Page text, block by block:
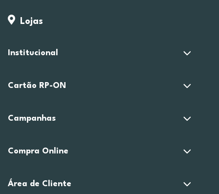
Lojas
Institucional
Cartão RP-ON
Campanhas
Compra Online
Área de Cliente